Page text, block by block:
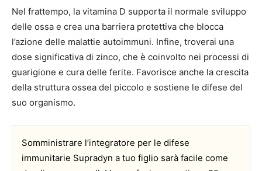
Nel frattempo, la vitamina D supporta il normale sviluppo
delle ossa e crea una barriera protettiva che blocca
l’azione delle malattie autoimmuni. Infine, troverai una
dose significativa di zinco, che è coinvolto nei processi di
guarigione e cura delle ferite. Favorisce anche la crescita
della struttura ossea del piccolo e sostiene le difese del
suo organismo.
Somministrare l’integratore per le difese
immunitarie Supradyn a tuo figlio sarà facile come